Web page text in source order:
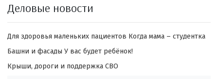
Деловые новости
Для здоровья маленьких пациентов Когда мама – студентка
Башни и фасады У вас будет ребёнок!
Крыши, дороги и поддержка СВО